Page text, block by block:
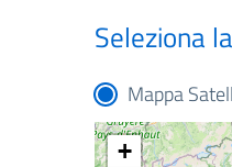
Seleziona
Mappa
+